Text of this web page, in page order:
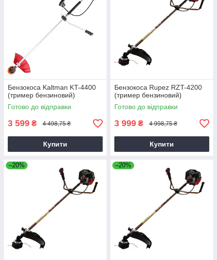
Бензокоса Kaltman KT-4400
(тример бензиновий)
Готово до відправки
3 599 ₴ 4 498,75 ₴
Купити
Бензокоса Rupez RZT-4200
(тример бензиновий)
Готово до відправки
3 999 ₴ 4 998,75 ₴
Купити
–20% –20%